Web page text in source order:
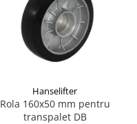
Hanselifter
Rola 160x50 mm pentru
transpalet DB